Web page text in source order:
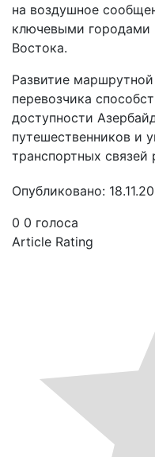
на воздушное
ключевыми городами
Востока.
Развитие
перевозчика
доступности
путешественников и
транспортных связей
Опубликовано:
0 0 голоса
Article Rating